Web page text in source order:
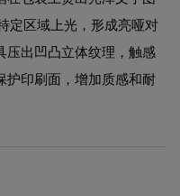
区域上光，形成亮哑对
出凹凸立体纹理，触感
印刷面，增加质感和耐